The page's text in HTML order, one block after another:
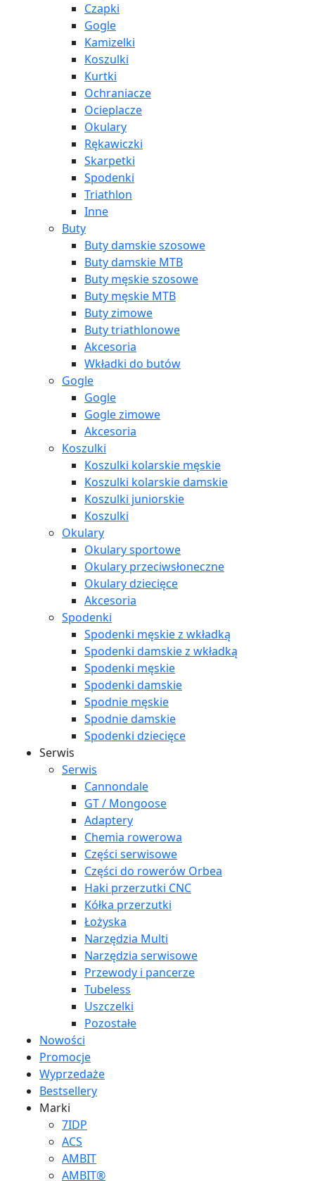
Czapki
Gogle
Kamizelki
Koszulki
Kurtki
Ochraniacze
Ocieplacze
Okulary
Rękawiczki
Skarpetki
Spodenki
Triathlon
Inne
Buty
Buty damskie szosowe
Buty damskie MTB
Buty męskie szosowe
Buty męskie MTB
Buty zimowe
Buty triathlonowe
Akcesoria
Wkładki do butów
Gogle
Gogle
Gogle zimowe
Akcesoria
Koszulki
Koszulki kolarskie męskie
Koszulki kolarskie damskie
Koszulki juniorskie
Koszulki
Okulary
Okulary sportowe
Okulary przeciwsłoneczne
Okulary dziecięce
Akcesoria
Spodenki
Spodenki męskie z wkładką
Spodenki damskie z wkładką
Spodenki męskie
Spodenki damskie
Spodnie męskie
Spodnie damskie
Spodenki dziecięce
Serwis
Serwis
Cannondale
GT / Mongoose
Adaptery
Chemia rowerowa
Części serwisowe
Części do rowerów Orbea
Haki przerzutki CNC
Kółka przerzutki
Łożyska
Narzędzia Multi
Narzędzia serwisowe
Przewody i pancerze
Tubeless
Uszczelki
Pozostałe
Nowości
Promocje
Wyprzedaże
Bestsellery
Marki
7IDP
ACS
AMBIT
AMBIT®